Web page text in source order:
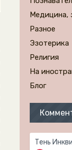
Медицина,
Разное
Эзотерика
Религия
На
Блог
Тень